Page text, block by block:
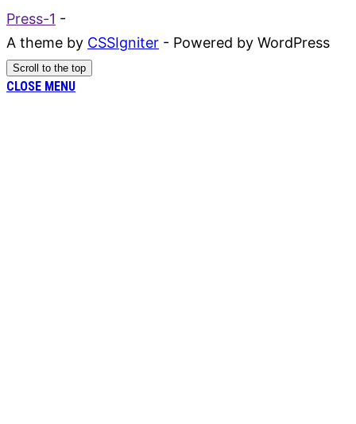
Press-1 -
A theme by CSSIgniter - Powered by WordPress
Scroll to the top
CLOSE MENU